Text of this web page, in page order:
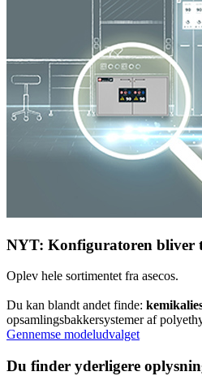
NYT: Konfiguratoren bliver
Oplev hele sortimentet fra asecos.
Du kan blandt andet finde:
opsamlingsbakkersystemer af
Gennemse modeludvalget
Du finder yderligere